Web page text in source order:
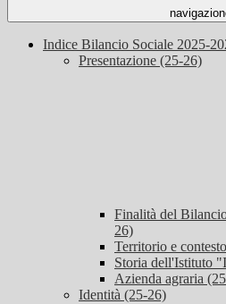
Indice Bilancio Sociale 2025-
Presentazione (25-26)
Finalità del
26)
Territorio e
Storia dell'Istituto
Azienda agraria
Identità (25-26)